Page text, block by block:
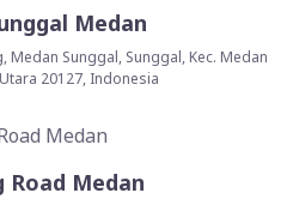
Medan
Medan Sunggal, Sunggal, Kec. Medan
20127, Indonesia
Road Medan